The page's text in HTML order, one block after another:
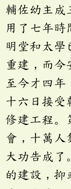
輔佐幼主成
用了七年時
明堂和太學
重建，而今
至今才四年
十六日接受
修建工程。
會，十萬人
大功告成了
的建設，抑